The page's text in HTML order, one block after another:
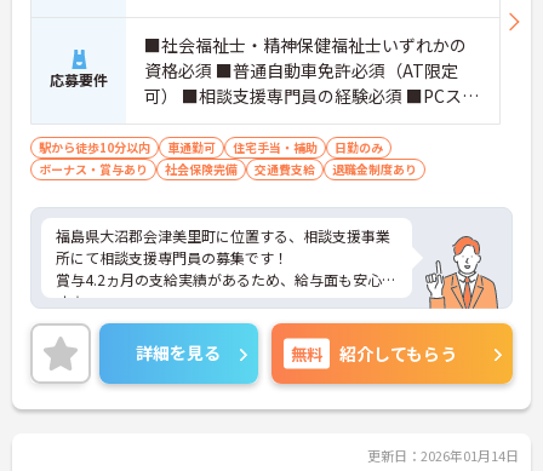
応募要件
■社会福祉士・精神保健福祉士いずれかの
資格必須 ■普通自動車免許必須（AT限定
可） ■相談支援専門員の経験必須 ■PCスキ
ル：ワード・エクセル入力必須
駅から徒歩10分以内 車通勤可 住宅手当・補助
日勤のみ
ボーナス・賞与あり
社会保険完備 交通費支給 退職金制度あり
福島県大沼郡会津美里町に位置する、相談支援事業
所にて相談支援専門員の募集です！
賞与4.2ヵ月の支給実績があるため、給与面も安心で
す☆
また、住宅手当がある為、生活面の負担を軽減し、
安心して長く勤務していただけます♪
さらに、マイカー通勤可能で、無料駐車場もあるの
で通勤らくらくです◎
ご興味のある方には、面接対策ポイントなど、さら
詳細を見る 無料 紹介してもらう
更新日：2026年01月14日